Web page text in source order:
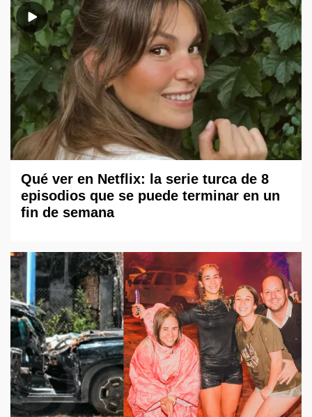
Qué ver en Netflix: la serie turca de 8
episodios que se puede terminar en un
fin de semana